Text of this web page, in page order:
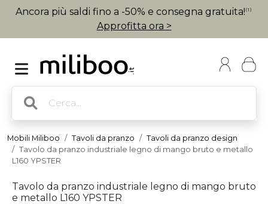
Ancora più saldi fino a -50% e consegna gratuita! (1)
Approfitta ora >
Mobili Miliboo Tavoli da pranzo
Tavoli da pranzo design
Tavolo da pranzo industriale legno di mango bruto e metallo
L160 YPSTER
Tavolo da pranzo industriale legno di mango bruto
e metallo L160 YPSTER